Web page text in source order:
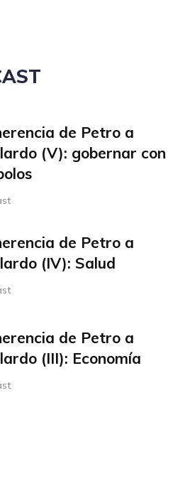
de Petro a
(V): gobernar con
de Petro a
(IV): Salud
de Petro a
(III): Economía